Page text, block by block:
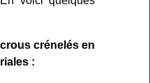
crénelés en
: